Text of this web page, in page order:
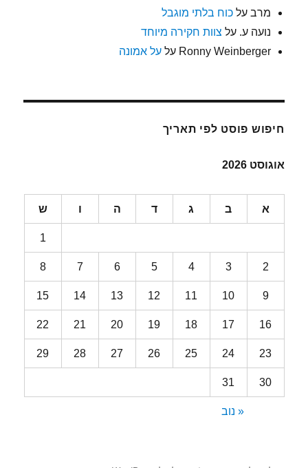
מרב עלכוח בלתי מוגבל
נועה ע. על צוות חקירה מיוחד
Ronny Weinberger עלעל אמונה
חיפוש פוסט לפי תאריך
אוגוסט 2026
א ב ג ד ה ו ש
1
2
3
4
5
6
7
8
9
10
11
12
13
14
15
16
17
18
19
20
21
22
23
24
25
26
27
28
29
30
31
« נוב